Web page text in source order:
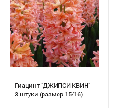
Шарафуга
Бирючина
Плющ
Экзотические растения
Декоративные саженцы
(размер
15/16)
Гиацинт "ДЖИПСИ КВИН"
3 штуки (размер 15/16)